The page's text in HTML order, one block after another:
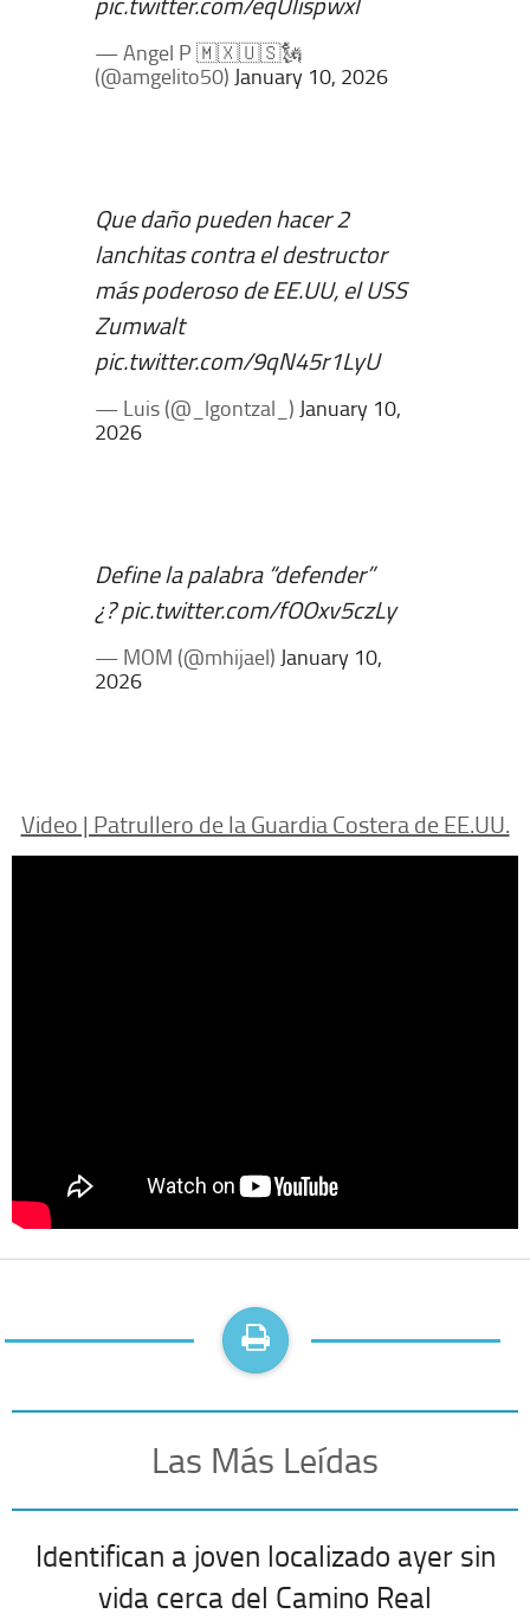
— Angel P 🇲🇽🇺🇸🗽
(@amgelito50) January 10, 2026
Que daño pueden hacer 2
lanchitas contra el destructor
más poderoso de EE.UU, el USS
Zumwalt
pic.twitter.com/9qN45r1LyU
— Luis (@_lgontzal_) January 10,
2026
Define la palabra “defender”
¿?pic.twitter.com/fOOxv5czLy
— MOM (@mhijael) January 10,
2026
Video | Patrullero de la Guardia Costera de EE.UU.
Las Más Leídas
Identifican a joven localizado ayer sin
vida cerca del Camino Real